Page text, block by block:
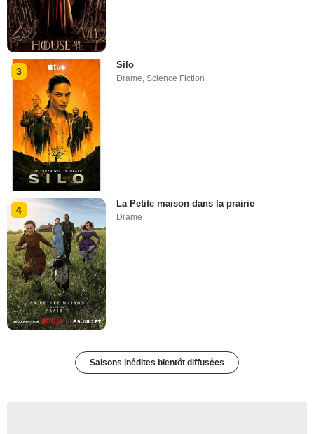
3
Silo
Drame,Science Fiction
4
La Petite maison dans la prairie
Drame
Saisons inédites bientôt diffusées